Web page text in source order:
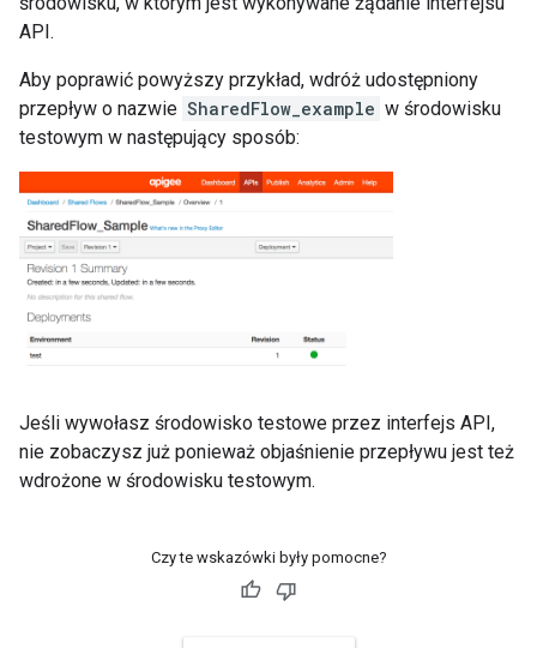
API.
Aby poprawić powyższy przykład, wdróż udostępniony
przepływ o nazwie SharedFlow_example w środowisku
testowym w następujący sposób:
Jeśli wywołasz środowisko testowe przez interfejs API,
nie zobaczysz już ponieważ objaśnienie przepływu jest też
wdrożone w środowisku testowym.
Czy te wskazówki były pomocne?